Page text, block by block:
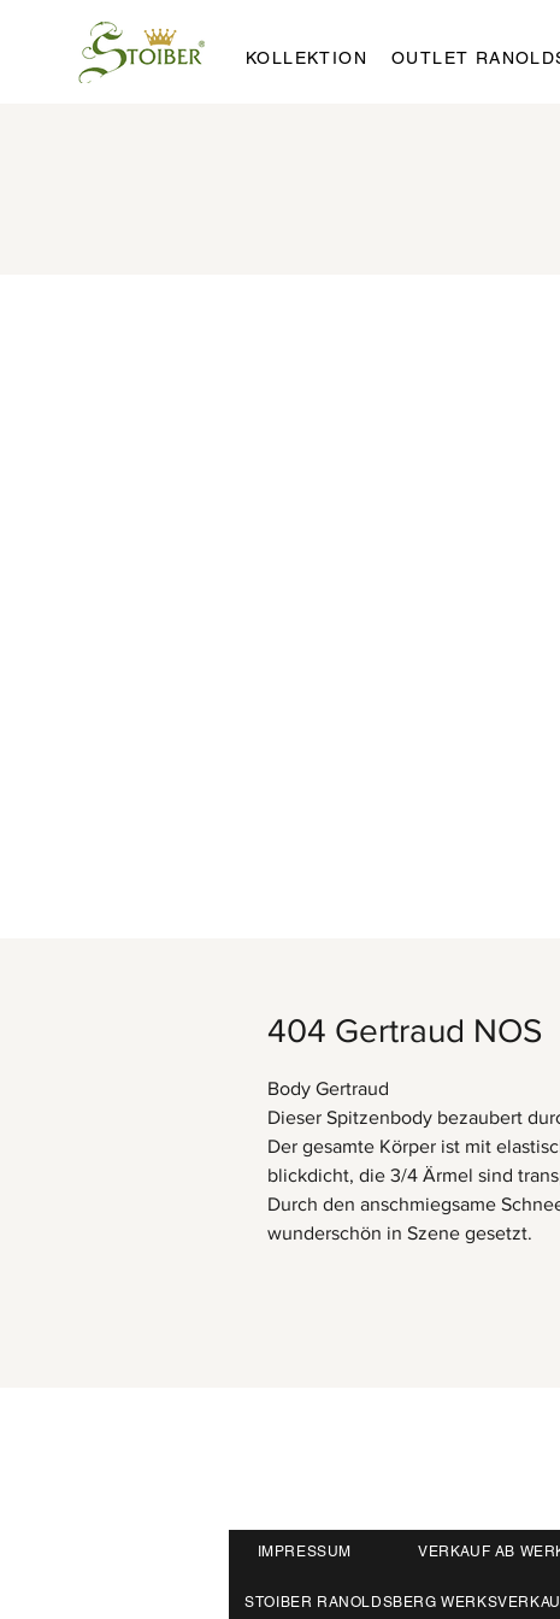
KOLLEKTION OUTLET
404 Gertraud NOS
Body Gertraud
Dieser Spitzenbody bezaubert
Der gesamte Körper ist mit
blickdicht, die 3/4 Ärmel sind
Durch den anschmiegsame
wunderschön in Szene gesetzt.
IMPRESSUM VERKAUF AB
STOIBER RANOLDSBERG